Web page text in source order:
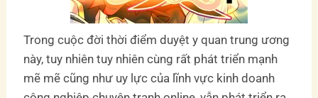
Trong cuộc đời thời điểm duyệt y quan trung ương
này, tuy nhiên tuy nhiên cùng rất phát triển mạnh
mẽ mẽ cũng như uy lực của lĩnh vực kinh doanh